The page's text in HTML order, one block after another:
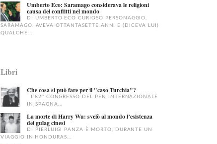
Umberto Eco: Saramago considerava le religioni
causa dei conflitti nel mondo
DI UMBERTO ECO CURIOSO PERSONAGGIO,
SARAMAGO. AVEVA OTTANTASETTE ANNI E (DICEVA LUI)
QUALCHE...
Libri
Che cosa si può fare per il "caso Turchia"?
L’82° CONGRESSO DEL PEN INTERNAZIONALE
IN SPAGNA...
La morte di Harry Wu: svelò al mondo l’esistenza
dei gulag cinesi
DI PIERLUIGI PANZA È MORTO, DURANTE UN
VIAGGIO IN HONDURAS...